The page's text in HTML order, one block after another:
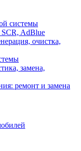
системы
AdBlue
очистка,
замена,
ремонт и замена